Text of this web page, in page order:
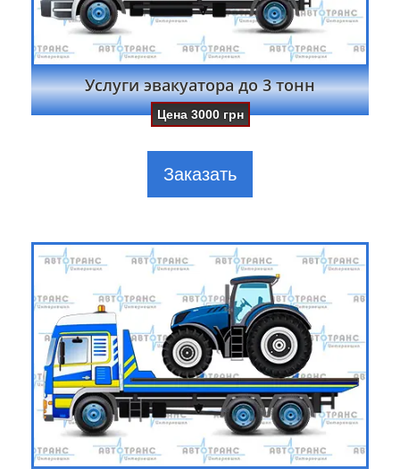
Услуги эвакуатора до 3 тонн
Цена3000 грн
Заказать